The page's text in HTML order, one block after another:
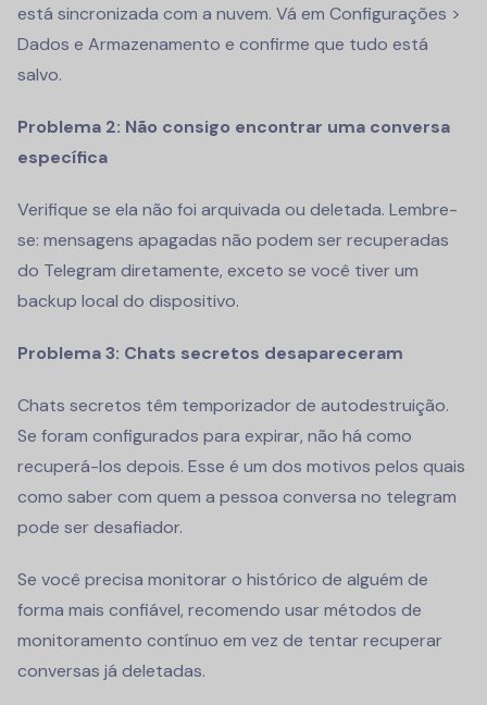
está sincronizada com a nuvem. Vá em Configurações >
Dados e Armazenamento e confirme que tudo está
salvo.
Problema 2: Não consigo encontrar uma conversa
específica
Verifique se ela não foi arquivada ou deletada. Lembre-
se: mensagens apagadas não podem ser recuperadas
do Telegram diretamente, exceto se você tiver um
backup local do dispositivo.
Problema 3: Chats secretos desapareceram
Chats secretos têm temporizador de autodestruição.
Se foram configurados para expirar, não há como
recuperá-los depois. Esse é um dos motivos pelos quais
como saber com quem a pessoa conversa no telegram
pode ser desafiador.
Se você precisa monitorar o histórico de alguém de
forma mais confiável, recomendo usar métodos de
monitoramento contínuo em vez de tentar recuperar
conversas já deletadas.